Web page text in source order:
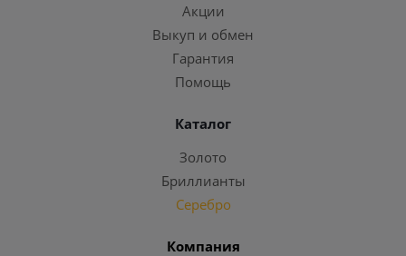
Акции
Выкуп и обмен
Гарантия
Помощь
Каталог
Золото
Бриллианты
Серебро
Компания